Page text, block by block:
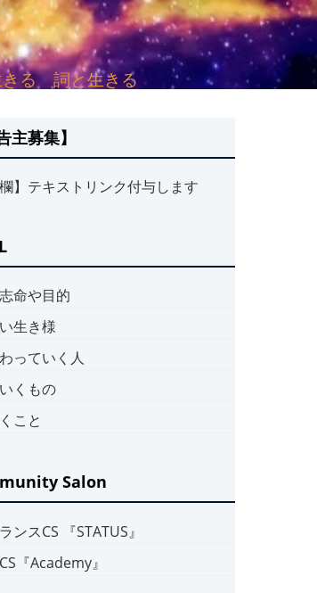
きる 詞と生きる
主募集】
欄】テキストリンク付与します
命や目的
生き様
っていく人
くもの
こと
Salon
ンスCS 『STATUS』
『Academy』